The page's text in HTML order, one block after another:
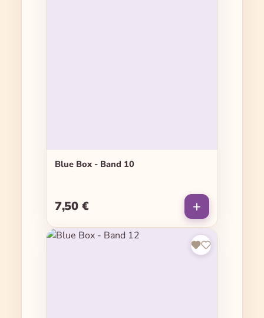
Blue Box - Band 10
Regulärer Preis:
7,50 €